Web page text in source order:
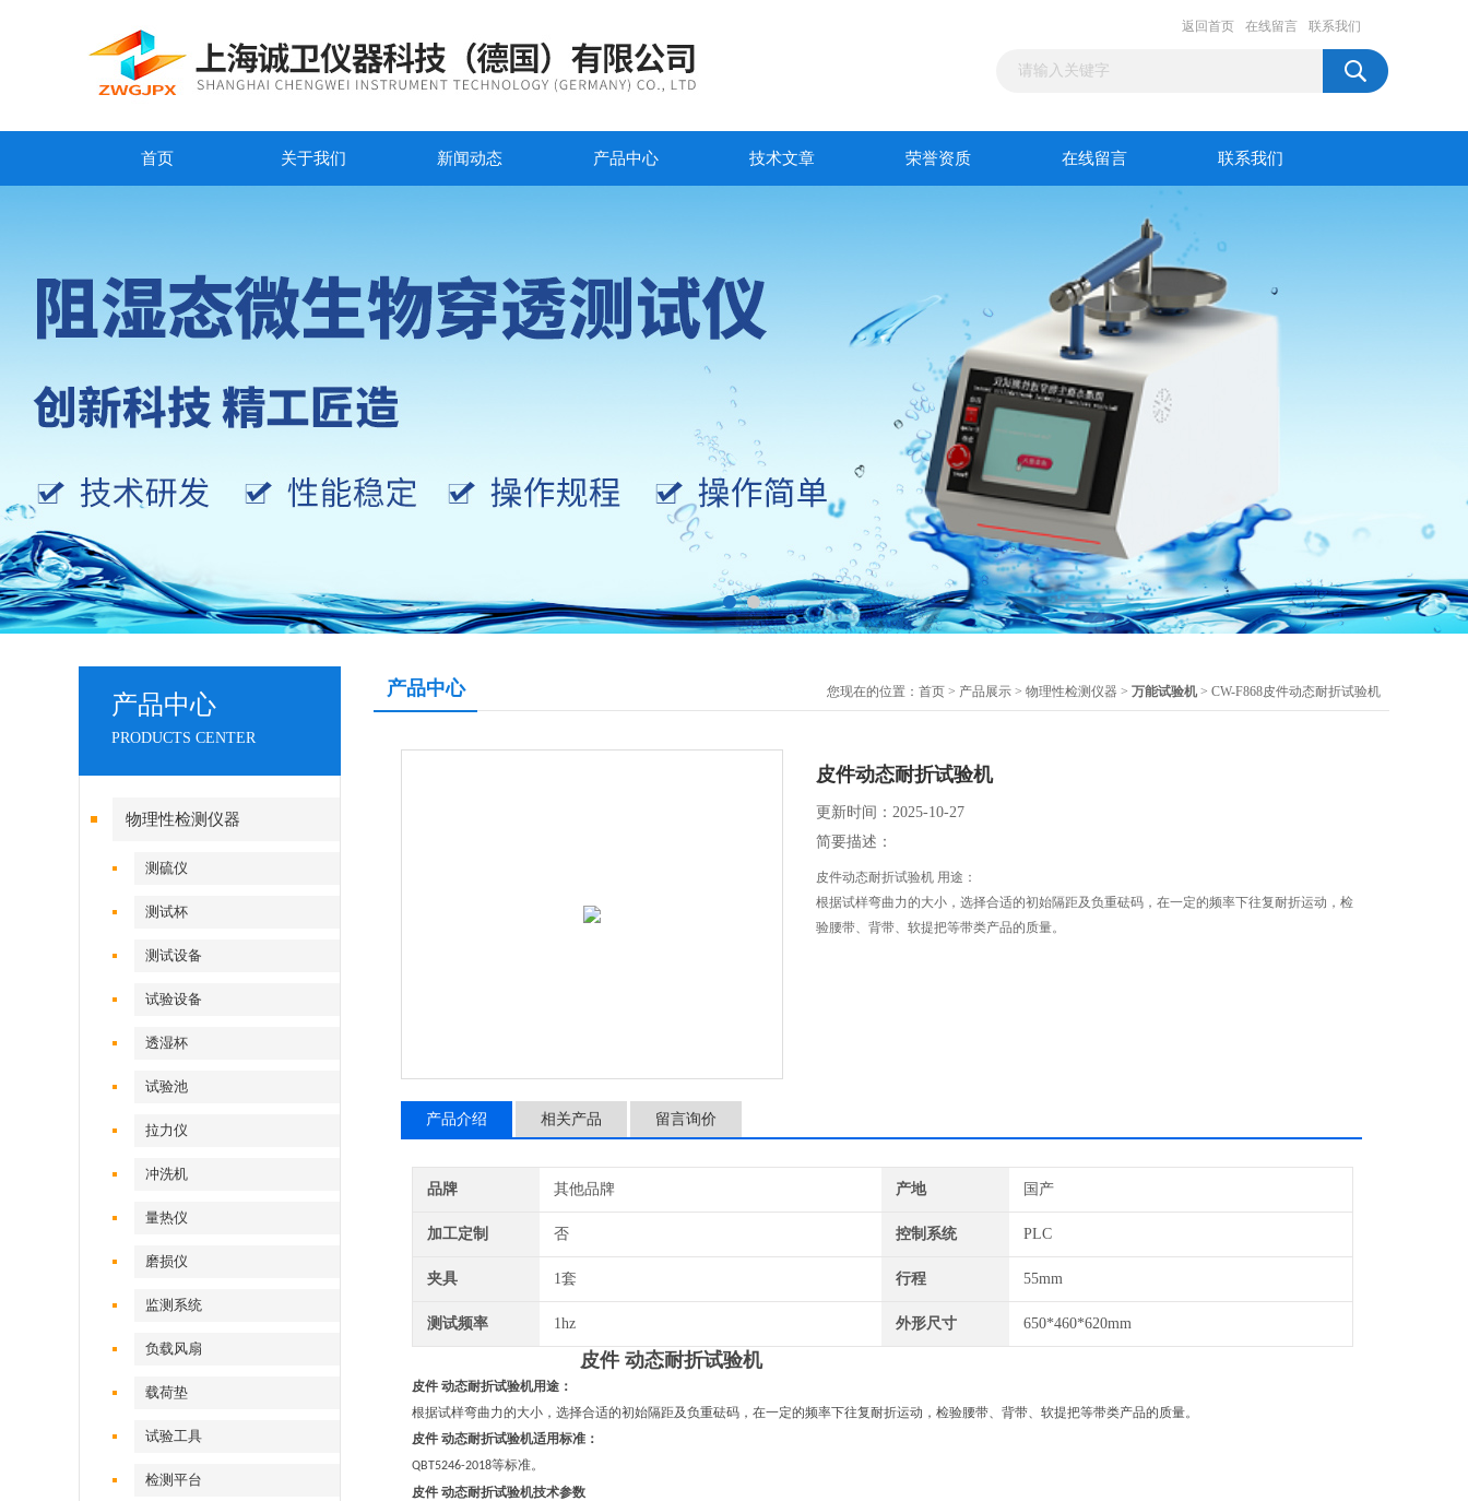
返回首页 在线留言 联系我们
首页 关于我们 新闻动态 产品中心 技术文章 荣誉资质 在线留言 联系我们
产品中心
PRODUCTS CENTER
物理性检测仪器
测硫仪
测试杯
测试设备
试验设备
透湿杯
试验池
拉力仪
冲洗机
量热仪
磨损仪
监测系统
负载风扇
载荷垫
试验工具
检测平台
产品中心 您现在的位置： 首页 > 产品展示 > 物理性检测仪器 > 万能试验机 > CW-F868皮件动态耐折试验机
皮件动态耐折试验机
更新时间：2025-10-27
简要描述：
皮件动态耐折试验机 用途：
根据试样弯曲力的大小，选择合适的初始隔距及负重砝码，在一定的频率下往复耐折运动，检
验腰带、背带、软提把等带类产品的质量。
产品介绍 相关产品 留言询价
品牌 其他品牌 产地 国产
加工定制 否 控制系统 PLC
夹具 1套 行程 55mm
测试频率 1hz 外形尺寸 650*460*620mm
皮件 动态耐折试验机
皮件 动态耐折试验机用途：
根据试样弯曲力的大小，选择合适的初始隔距及负重砝码，在一定的频率下往复耐折运动，检验腰带、背带、软提把等带类产品的质量。
皮件 动态耐折试验机适用标准：
QBT5246-2018等标准。
皮件 动态耐折试验机技术参数